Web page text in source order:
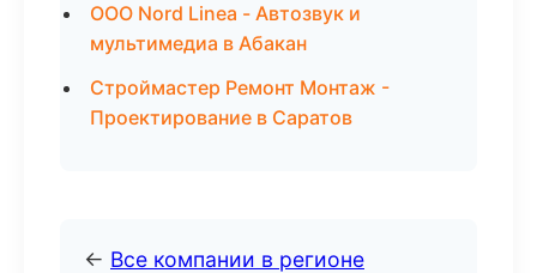
ООО Nord Linea - Автозвук и
мультимедиа в Абакан
Строймастер Ремонт Монтаж -
Проектирование в Саратов
← Все компании в регионе